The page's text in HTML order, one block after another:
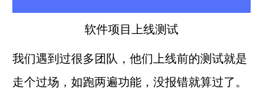
软件项目 上线测试
我们遇到过很多团队，他们上线前的测试就是
走个过场，如跑两遍功能，没报错就算过了。